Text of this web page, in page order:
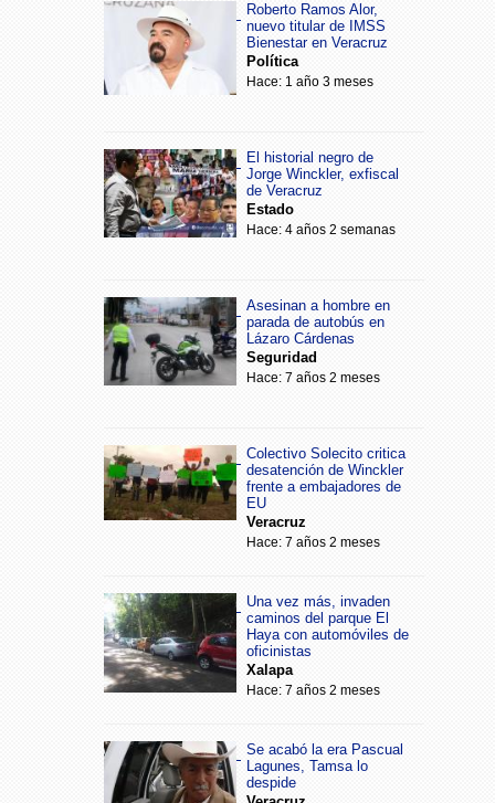
Roberto Ramos Alor,
nuevo titular de IMSS
Bienestar en Veracruz
Política
Hace: 1 año 3 meses
El historial negro de
Jorge Winckler, exfiscal
de Veracruz
Estado
Hace: 4 años 2 semanas
Asesinan a hombre en
parada de autobús en
Lázaro Cárdenas
Seguridad
Hace: 7 años 2 meses
Colectivo Solecito critica
desatención de Winckler
frente a embajadores de
EU
Veracruz
Hace: 7 años 2 meses
Una vez más, invaden
caminos del parque El
Haya con automóviles de
oficinistas
Xalapa
Hace: 7 años 2 meses
Se acabó la era Pascual
Lagunes, Tamsa lo
despide